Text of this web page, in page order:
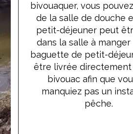
bivouaquer, vous
de la salle de douche
petit-déjeuner peut
dans la salle à manger
baguette de petit-
être livrée
bivouac afin que
manquiez pas un
pêche.